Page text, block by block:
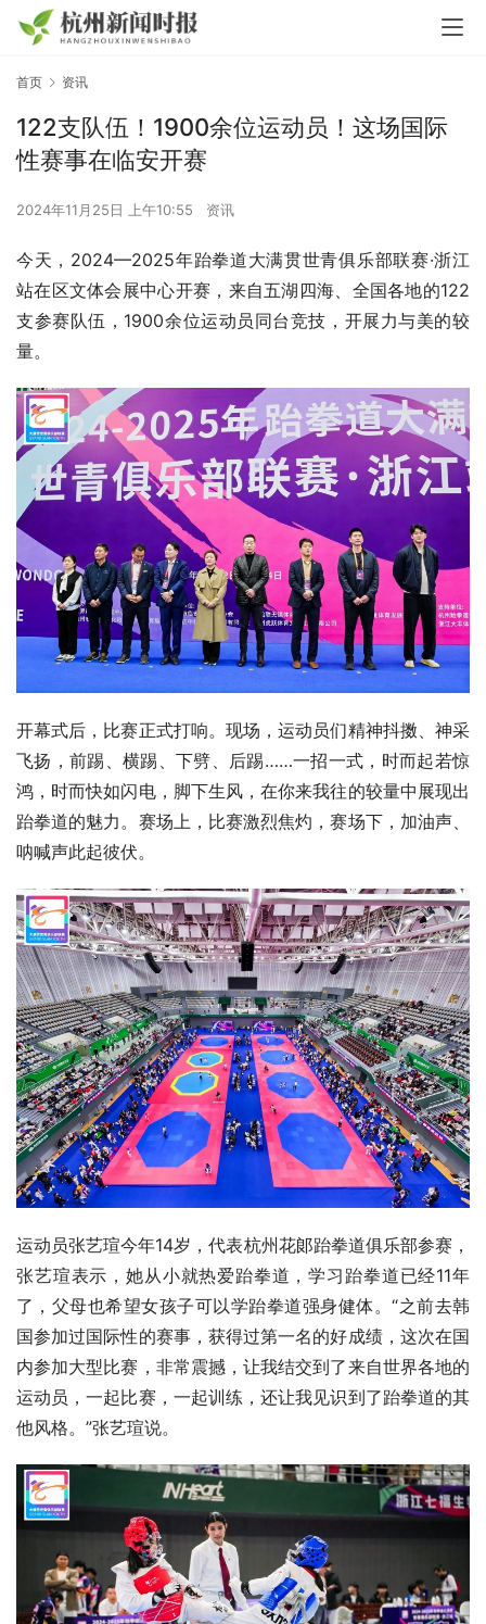
首页 资讯
122支队伍！1900余位运动员！这场国际
性赛事在临安开赛
2024年11月25日 上午10:55 资讯
今天，2024—2025年跆拳道大满贯世青俱乐部联赛·浙江
站在区文体会展中心开赛，来自五湖四海、全国各地的122
支参赛队伍，1900余位运动员同台竞技，开展力与美的较
量。
开幕式后，比赛正式打响。现场，运动员们精神抖擞、神采
飞扬，前踢、横踢、下劈、后踢……一招一式，时而起若惊
鸿，时而快如闪电，脚下生风，在你来我往的较量中展现出
跆拳道的魅力。赛场上，比赛激烈焦灼，赛场下，加油声、
呐喊声此起彼伏。
运动员张艺瑄今年14岁，代表杭州花郞跆拳道俱乐部参赛，
张艺瑄表示，她从小就热爱跆拳道，学习跆拳道已经11年
了，父母也希望女孩子可以学跆拳道强身健体。“之前去韩
国参加过国际性的赛事，获得过第一名的好成绩，这次在国
内参加大型比赛，非常震撼，让我结交到了来自世界各地的
运动员，一起比赛，一起训练，还让我见识到了跆拳道的其
他风格。”张艺瑄说。